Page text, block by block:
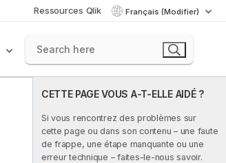
Ressources Qlik Français (Modifier)
CETTE PAGE VOUS A-T-ELLE AIDÉ ?
Si vous rencontrez des problèmes sur
cette page ou dans son contenu – une faute
de frappe, une étape manquante ou une
erreur technique – faites-le-nous savoir.